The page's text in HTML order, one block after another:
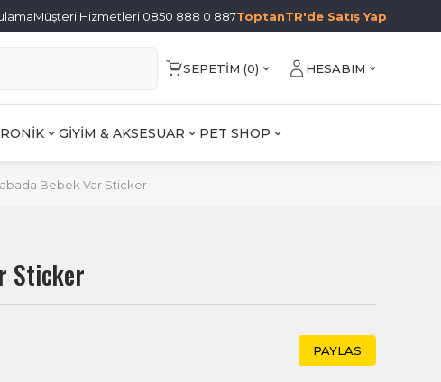
Müşteri Hizmetleri 0850 888 0 887ToptanTR'de Satış Yap
SEPETIM (0) HESABIM
GİYİM & AKSESUAR PET SHOP
Bebek Var Sticker
Sticker
PAYLAS